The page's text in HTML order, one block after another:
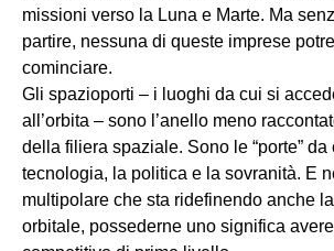
missioni verso la Luna e Marte. Ma
partire, nessuna di queste imprese
cominciare.
Gli spazioporti – i luoghi da cui si
all’orbita – sono l’anello meno
della filiera spaziale. Sono le “porte”
tecnologia, la politica e la sovranità. E
multipolare che sta ridefinendo anche
orbitale, possederne uno significa